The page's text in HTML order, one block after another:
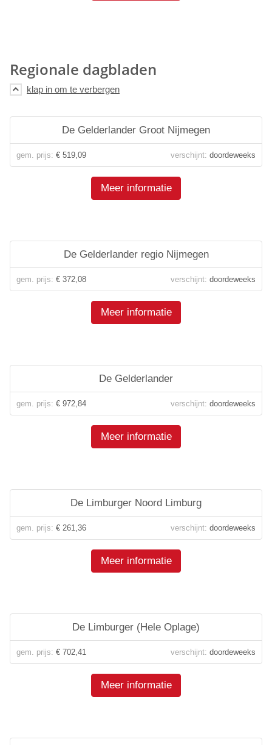
Regionale dagbladen
De Gelderlander Groot Nijmegen
gem. prijs: € 519,09 verschijnt: doordeweeks
Meer informatie
De Gelderlander regio Nijmegen
gem. prijs: € 372,08 verschijnt: doordeweeks
Meer informatie
De Gelderlander
gem. prijs: € 972,84 verschijnt: doordeweeks
Meer informatie
De Limburger Noord Limburg
gem. prijs: € 261,36 verschijnt: doordeweeks
Meer informatie
De Limburger (Hele Oplage)
gem. prijs: € 702,41 verschijnt: doordeweeks
Meer informatie